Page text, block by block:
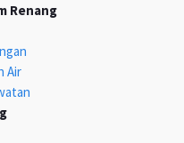
Renang
Air